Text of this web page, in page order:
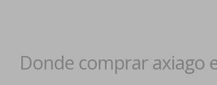
Donde comprar axiago